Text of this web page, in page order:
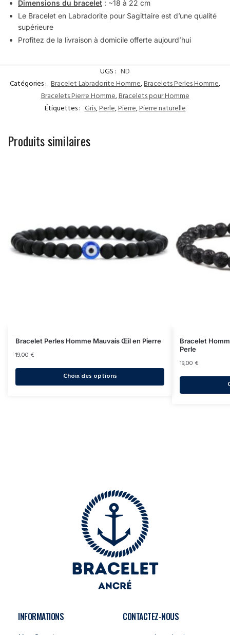
Dimensions du bracelet : ~18 à 22 cm
Le Bracelet en Labradorite pour Sagittaire est d’une qualité
supérieure
Profitez de la livraison à domicile offerte aujourd’hui
UGS : ND
Catégories : Bracelet Labradorite Homme,Bracelets Perles Homme,
Bracelets Pierre Homme,Bracelets pour Homme
Étiquettes : Gris,Perle,Pierre,Pierre naturelle
Produits similaires
Bracelet Perles Homme Mauvais Œil en Pierre
19,00 €
Choix des options
Bracelet
Perle
19,00 €
INFORMATIONS CONTACTEZ-NOUS